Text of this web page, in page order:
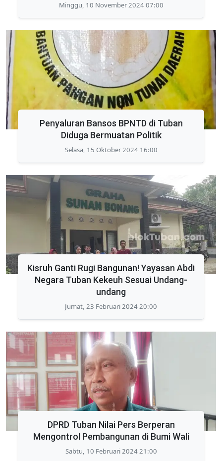
Minggu, 10 November 2024 07:00
Penyaluran Bansos BPNTD di Tuban
Diduga Bermuatan Politik
Selasa, 15 Oktober 2024 16:00
Kisruh Ganti Rugi Bangunan! Yayasan Abdi
Negara Tuban Kekeuh Sesuai Undang-
undang
Jumat, 23 Februari 2024 20:00
DPRD Tuban Nilai Pers Berperan
Mengontrol Pembangunan di Bumi Wali
Sabtu, 10 Februari 2024 21:00